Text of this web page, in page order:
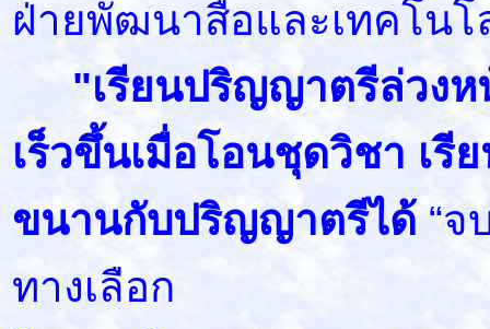
ฝ่ายพัฒนาสื่อและเทคโนโ
"เรียนปริญญาตรีล่วง
เร็วขึ้นเมื่อโอนชุดวิชา เรี
ขนานกับปริญญาตรีได้“จ
ทางเลือก